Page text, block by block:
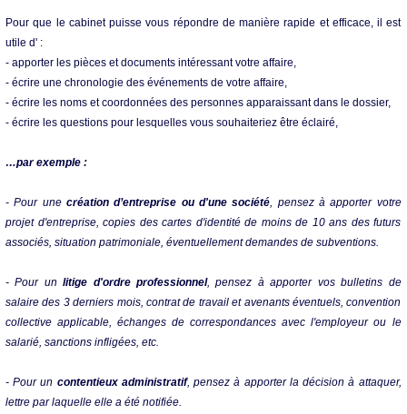
Pour que le cabinet puisse vous répondre de manière rapide et efficace, il est
utile d' :
- apporter les pièces et documents intéressant votre affaire,
- écrire une chronologie des événements de votre affaire,
- écrire les noms et coordonnées des personnes apparaissant dans le dossier,
- écrire les questions pour lesquelles vous souhaiteriez être éclairé,
…par exemple :
- Pour une création d’entreprise ou d'une société , pensez à apporter votre
projet d'entreprise, copies des cartes d'identité de moins de 10 ans des futurs
associés, situation patrimoniale, éventuellement demandes de subventions.
- Pour unlitige d'ordre professionnel, pensez à apporter vos bulletins de
salaire des 3 derniers mois, contrat de travail et avenants éventuels, convention
collective applicable, échanges de correspondances avec l'employeur ou le
salarié, sanctions infligées, etc.
- Pour un contentieux administratif, pensez à apporter la décision à attaquer,
lettre par laquelle elle a été notifiée.